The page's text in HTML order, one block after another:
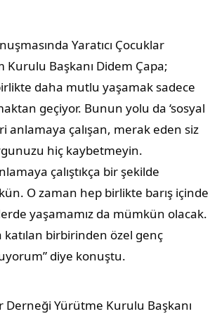
Yaratıcı Çocuklar
Kurulu Başkanı Didem Çapa;
daha mutlu yaşamak sadece
geçiyor. Bunun yolu da ‘sosyal
anlamaya çalışan, merak eden siz
hiç kaybetmeyin.
çalıştıkça bir şekilde
O zaman hep birlikte barış içinde
yaşamamız da mümkün olacak.
katılan birbirinden özel genç
diye konuştu.
Derneği Yürütme Kurulu Başkanı